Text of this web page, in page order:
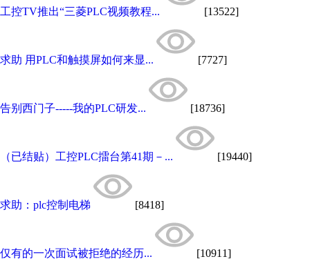
工控TV推出“三菱PLC视频教程... [13522]
求助 用PLC和触摸屏如何来显... [7727]
告别西门子-----我的PLC研发... [18736]
（已结贴）工控PLC擂台第41期－... [19440]
求助：plc控制电梯 [8418]
仅有的一次面试被拒绝的经历... [10911]